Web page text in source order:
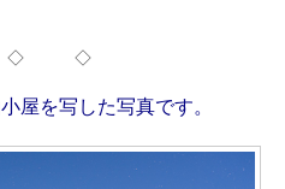
◇
を写した写真です。